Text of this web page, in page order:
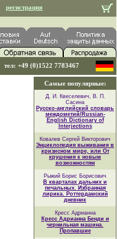
регистрация
тел: +49 (0)1522 7783467
Самые популярные:
Д. И. Квеселевич, В. П.
Сасина
Русско-английский словарь
междометий/Russian-
English Dictionary of
Interjections
Ковалев Сергей Викторович
Энциклопедия выживания в
кризисном мире, или От
крушения к новым
возможностям
Рыжий Борис Борисович
В кварталах дальних и
печальных. Избранная
лирика. Роттердамский
дневник
Кресс Адрианна
Кресс Адрианна Бенди и
чернильная машина.
Пропавшие